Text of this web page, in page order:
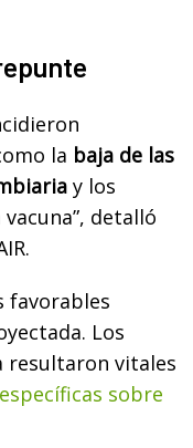
la baja de las
y los
detalló
favorables
Los
resultaron vitales
sobre